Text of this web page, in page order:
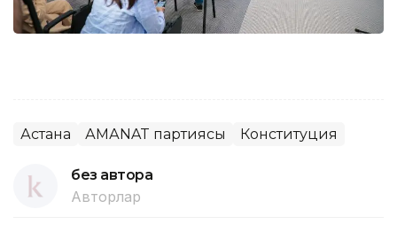
Астана АМАNAT партиясы Конституция
без автора
Авторлар